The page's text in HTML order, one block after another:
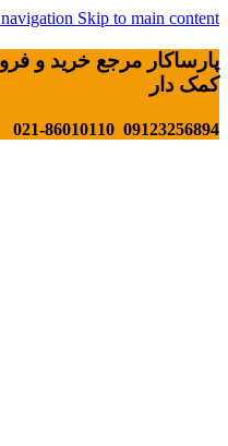
Skip to main content
پارساکار مرجع خرید و
کمک دار
09123256894 021-86010110